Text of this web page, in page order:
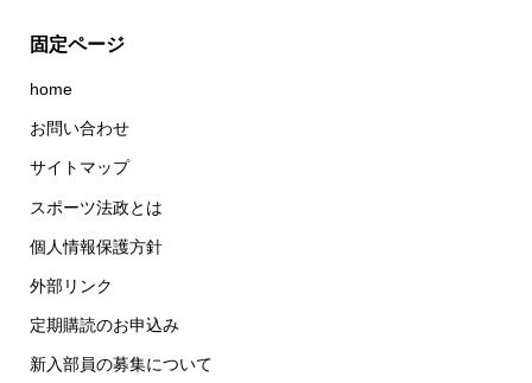
固定ページ
home
お問い合わせ
サイトマップ
スポーツ法政とは
個人情報保護方針
外部リンク
定期購読のお申込み
新入部員の募集について